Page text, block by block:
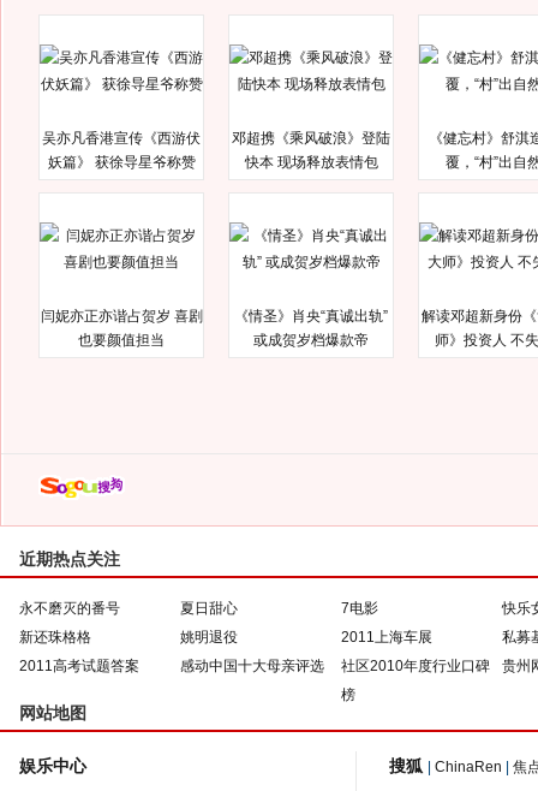
吴亦凡香港宣传《西游伏
妖篇》 获徐导星爷称赞
邓超携《乘风破浪》登陆
快本 现场释放表情包
《健忘村》舒淇
覆，“村”出自
闫妮亦正亦谐占贺岁 喜剧
也要颜值担当
《情圣》肖央“真诚出轨”
或成贺岁档爆款帝
解读邓超新身份
师》投资人 不
近期热点关注
永不磨灭的番号 夏日甜心 7电影
快乐
新还珠格格
姚明退役 2011上海车展
私募
2011高考试题答案
感动中国十大母亲评选
社区2010年度行业口碑
榜
贵州
网站地图
娱乐中心 搜狐 ChinaRen 焦